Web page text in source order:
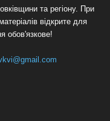
та регіону. При
відкрите для
обов'язкове!